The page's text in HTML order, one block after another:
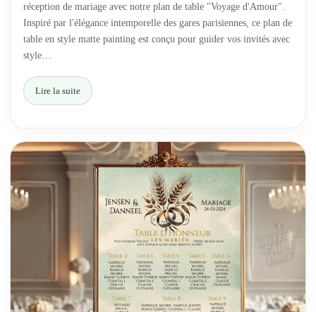
réception de mariage avec notre plan de table "Voyage d'Amour".
Inspiré par l'élégance intemporelle des gares parisiennes, ce plan de
table en style matte painting est conçu pour guider vos invités avec
style…
Lire la suite